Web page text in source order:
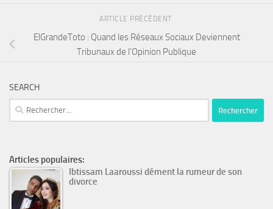
ARTICLE PRÉCÉDENT
ElGrandeToto : Quand les Réseaux Sociaux Deviennent
Tribunaux de l’Opinion Publique
SEARCH
Rechercher :
Articles populaires:
Ibtissam Laaroussi dément la rumeur de son
divorce